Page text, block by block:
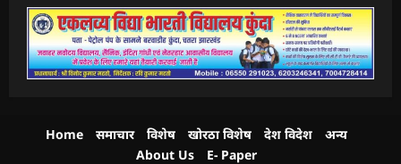
Home समाचार विशेष खोरठा विशेष देश विदेश
अन्य
About Us
E- Paper